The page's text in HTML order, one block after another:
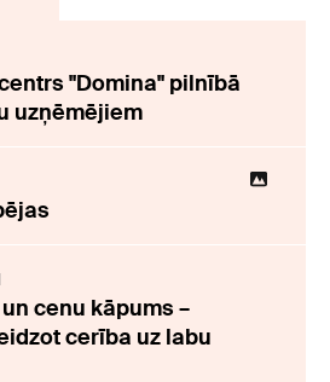
"Domina" pilnībā
uzņēmējiem
cenu kāpums –
cerība uz labu